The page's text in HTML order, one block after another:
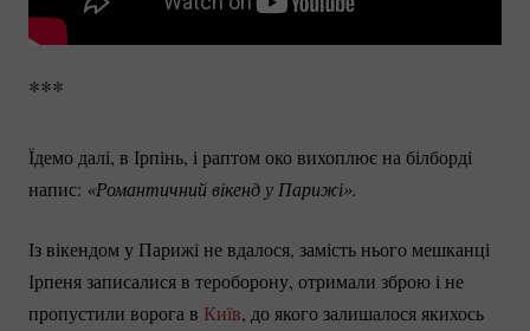
***
Їдемо далі, в Ірпінь, і раптом око вихоплює на білборді
напис: «Романтичний вікенд у Парижі».
Із вікендом у Парижі не вдалося, замість нього мешканці
Ірпеня записалися в тероборону, отримали зброю і не
пропустили ворога в Київ, до якого залишалося якихось